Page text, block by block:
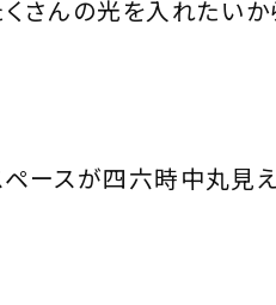
さんの光を入れたい
ースが四六時中丸見